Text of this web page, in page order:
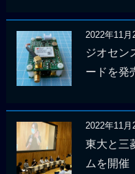
2022年11月
ジオセン
ードを発
2022年11月
東大と三
ムを開催